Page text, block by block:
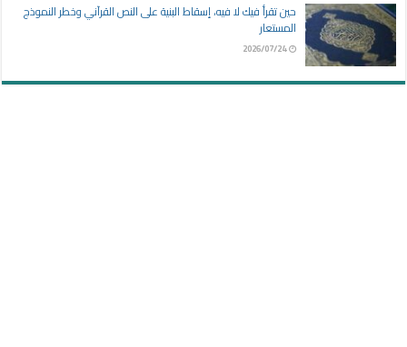
حين تقرأ فيك لا فيه، إسقاط البنية على النص القرآني وخطر النموذج
المستعار
2026/07/24